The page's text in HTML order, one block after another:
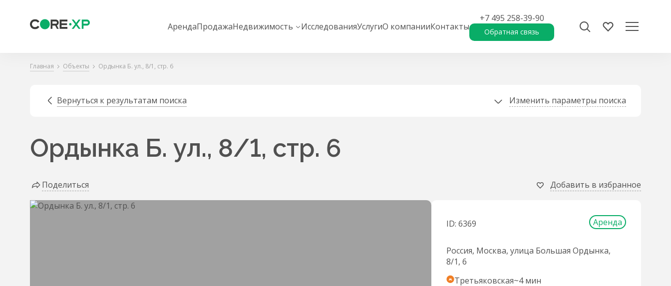
АрендаПродажаНедвижимость ИсследованияУслугиО компанииКонтакты
+7 495 258-39-90
Обратная связь
Главная Объекты Ордынка Б. ул., 8/1, стр. 6
Вернуться к результатам поиска Изменить параметры поиска
Ордынка Б. ул., 8/1, стр. 6
Поделиться Добавить в избранное
ID: 6369 Аренда
Россия, Москва, улица Большая Ордынка,
8/1, 6
Третьяковская~4 мин